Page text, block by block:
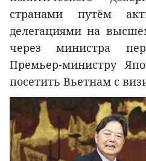
странами путём
делегациями на
через министра
Премьер-министру
посетить Вьетнам с